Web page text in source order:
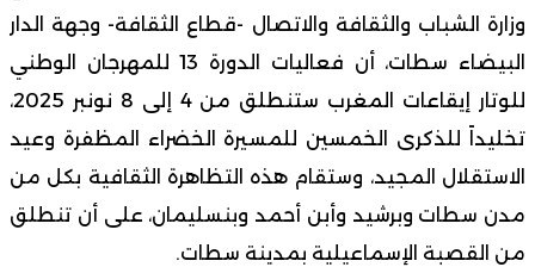
وزارة الشباب والثقافة والاتصال -قطاع الثقافة- وجهة الدار
البيضاء سطات، أن فعاليات الدورة 13 للمهرجان الوطني
للوتار إيقاعات المغرب ستنطلق من 4 إلى 8 نونبر 2025،
تخليداً للذكرى الخمسين للمسيرة الخضراء المظفرة وعيد
الاستقلال المجيد، وستقام هذه التظاهرة الثقافية بكل من
مدن سطات وبرشيد وأبن أحمد وبنسليمان، على أن تنطلق
من القصبة الإسماعيلية بمدينة سطات.